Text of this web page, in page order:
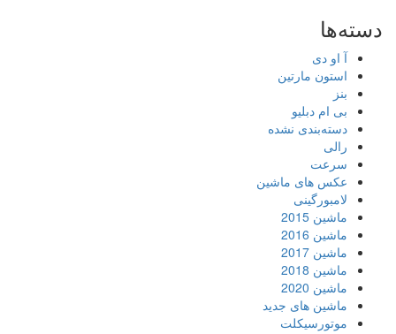
دسته‌ها
آ او دی
استون مارتین
بنز
بی ام دبلیو
دسته‌بندی نشده
رالی
سرعت
عکس های ماشین
لامبورگینی
ماشین 2015
ماشین 2016
ماشین 2017
ماشین 2018
ماشین 2020
ماشین های جدید
موتورسیکلت